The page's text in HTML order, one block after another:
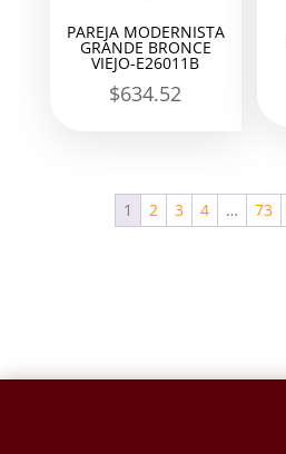
PAREJA MODERNISTA
GRANDE BRONCE
VIEJO-E26011B
$634.52
1 2 3 4 … 73